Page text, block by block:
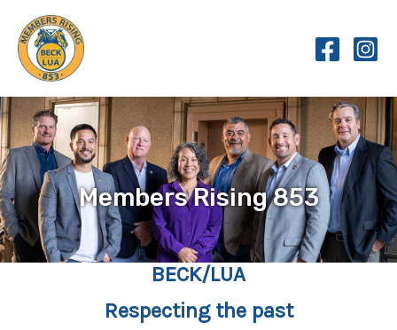
content
Members Rising 853
BECK/LUA
Respecting the past